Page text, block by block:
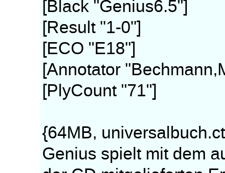
[Black "Genius6.5"]
[Result "1-0"]
[ECO "E18"]
[Annotator
[PlyCount "71"]
{64MB,
Genius spielt mit dem